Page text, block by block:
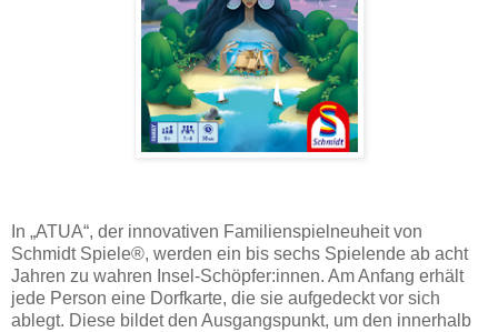
In „ATUA“, der innovativen Familienspielneuheit von
Schmidt Spiele®, werden ein bis sechs Spielende ab acht
Jahren zu wahren Insel-Schöpfer:innen. Am Anfang erhält
jede Person eine Dorfkarte, die sie aufgedeckt vor sich
ablegt. Diese bildet den Ausgangspunkt, um den innerhalb